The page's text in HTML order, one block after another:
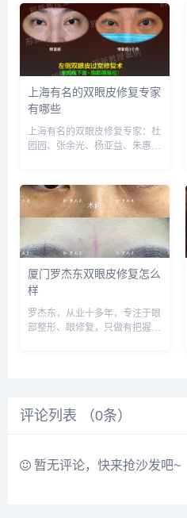
的能力更胜一筹，建议实地面诊
和对比，选择需谨慎，预约或咨
询添加微信号：wuyoubia...
上海有名的双眼皮修复专家
有哪些
上海有名的双眼皮修复专家：杜
园园、张余光、杨亚益、朱惠
预约或咨询添加微信号：
wuyoubianmei或者直接拨打
400-616-6769，查询更...
厦门罗杰东双眼皮修复怎么
样
罗杰东，从业十多年，专注于眼
部整形、眼修复，只做有把握的
评论列表 （0条）
暂无评论，快来抢沙发吧~